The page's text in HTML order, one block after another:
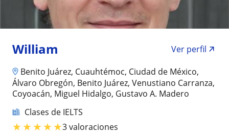
William
Ver perfil
Benito Juárez, Cuauhtémoc, Ciudad de México,
Álvaro Obregón, Benito Juárez, Venustiano Carranza,
Coyoacán, Miguel Hidalgo, Gustavo A. Madero
Clases de IELTS
★★★★★3 valoraciones